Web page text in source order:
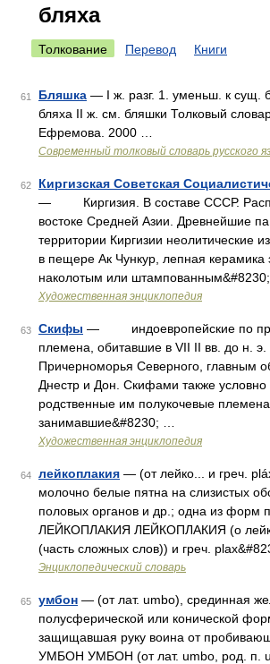
бляха
Толкование Перевод Книги
61 Бляшка — I ж. разг. 1. уменьш. к сущ.
бляха II ж. см. бляшки Толковый
Ефремова. 2000 …
Современный толковый словарь русского
62
Киргизская Советская
— Киргизия. В составе СССР.
востоке Средней Азии. Древнейшие
территории Киргизии неолитические
в пещере Ак Чункур, лепная керамика
наколотым или
Художественная энциклопедия
63 Скифы — индоевропейские по
племена, обитавшие в VII II вв. до н.
Причерноморья Северного, главным
Днестр и Дон. Скифами также условно
родственные им полукочевые племена,
занимавшие&#8230; …
Художественная энциклопедия
64 лейкоплакия — (от лейко... и греч.
молочно белые пятна на слизистых
половых органов и др.; одна из форм
ЛЕЙКОПЛАКИЯ ЛЕЙКОПЛАКИЯ (о
(часть сложных слов)) и греч.
Энциклопедический словарь
65 умбон — (от лат. umbo), срединная
полусферической или конической
защищавшая руку воина от
УМБОН УМБОН (от лат. umbo, род. п.